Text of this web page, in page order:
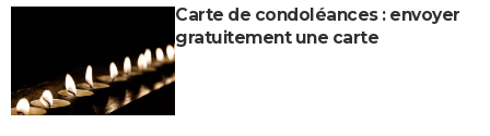
Carte de condoléances : envoyer
gratuitement une carte